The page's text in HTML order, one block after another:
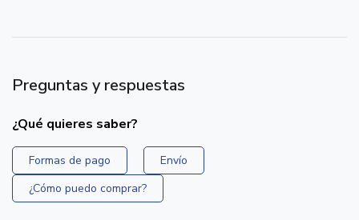
Preguntas y respuestas
¿Qué quieres saber?
Formas de pago
Envío
¿Cómo puedo comprar?